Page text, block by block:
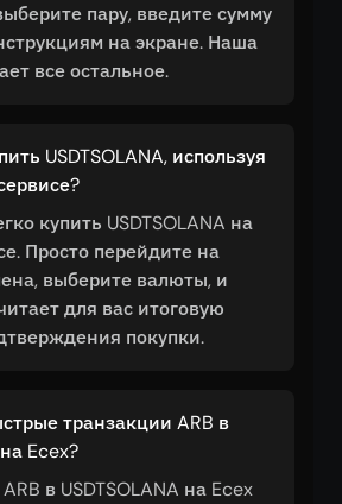
пару, введите сумму
на экране. Наша
все остальное.
USDTSOLANA, используя
купить USDTSOLANA на
Просто перейдите на
выберите валюты, и
для вас итоговую
покупки.
транзакции ARB в
Ecex?
в USDTSOLANA на Ecex